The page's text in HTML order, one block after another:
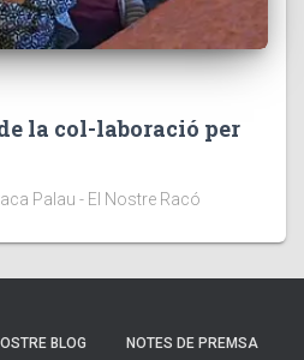
la col-laboració per
Palau - El Nostre Racó
BLOG NOTES DE PREMSA